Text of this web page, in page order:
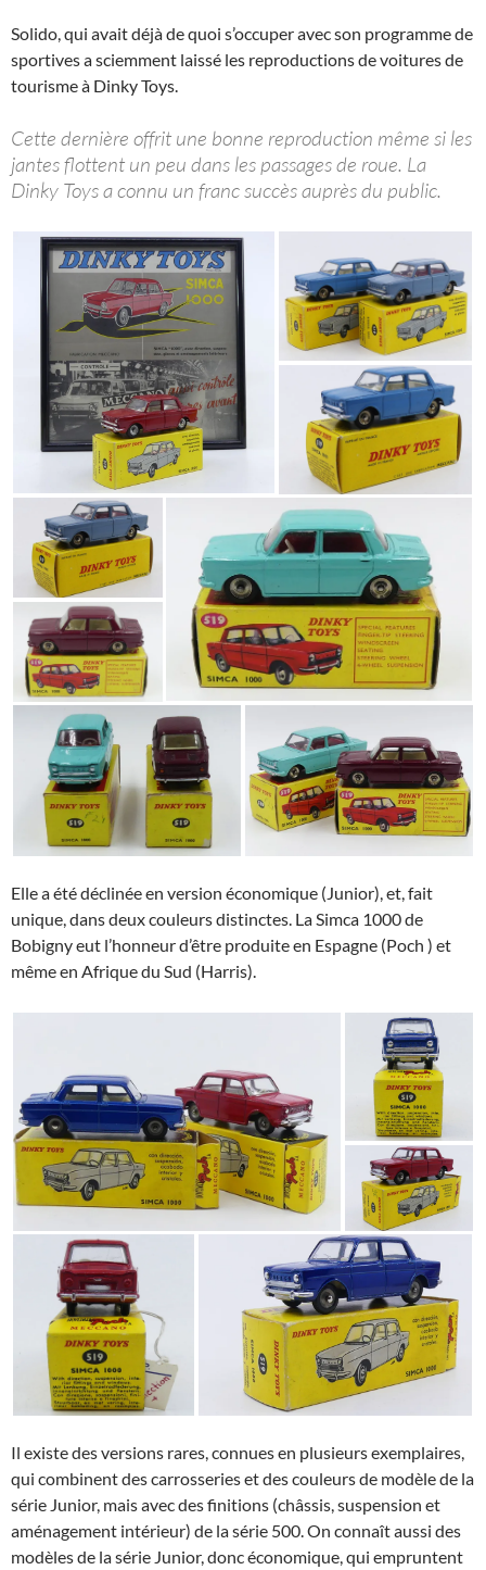
Solido, qui avait déjà de quoi s’occuper avec son programme de
sportives a sciemment laissé les reproductions de voitures de
tourisme à Dinky Toys.
Cette dernière offrit une bonne reproduction même si les
jantes flottent un peu dans les passages de roue. La
Dinky Toys a connu un franc succès auprès du public.
Elle a été déclinée en version économique (Junior), et, fait
unique, dans deux couleurs distinctes. La Simca 1000 de
Bobigny eut l’honneur d’être produite en Espagne (Poch ) et
même en Afrique du Sud (Harris).
Il existe des versions rares, connues en plusieurs exemplaires,
qui combinent des carrosseries et des couleurs de modèle de la
série Junior, mais avec des finitions (châssis, suspension et
aménagement intérieur) de la série 500. On connaît aussi des
modèles de la série Junior, donc économique, qui empruntent